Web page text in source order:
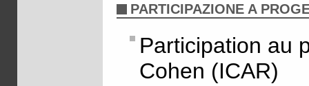
PARTICIPAZIONE A
Participation au
Cohen (ICAR)